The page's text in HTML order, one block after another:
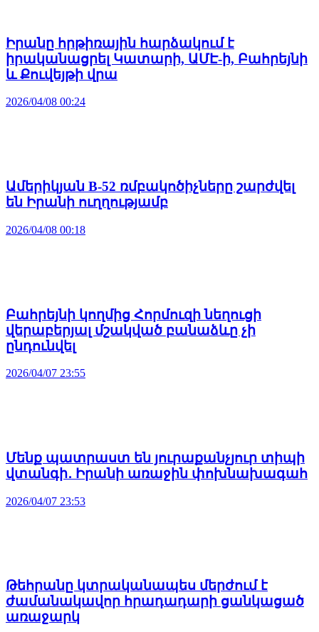
Իրանը հրթիռային հարձակում է
իրականացրել Կատարի, ԱՄԷ-ի, Բահրեյնի
և Քուվեյթի վրա
2026/04/08 00:24
Ամերիկյան B-52 ռմբակոծիչները շարժվել
են Իրանի ուղղությամբ
2026/04/08 00:18
Բահրեյնի կողմից Հորմուզի նեղուցի
վերաբերյալ մշակված բանաձևը չի
ընդունվել
2026/04/07 23:55
Մենք պատրաստ են յուրաքանչյուր տիպի
վտանգի․ Իրանի առաջին փոխնախագահ
2026/04/07 23:53
Թեհրանը կտրականապես մերժում է
ժամանակավոր հրադադարի ցանկացած
առաջարկ